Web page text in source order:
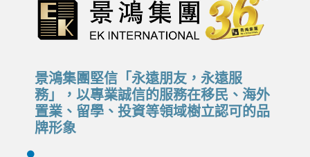
景鴻集團堅信「永遠朋友，永遠服
務」，以專業誠信的服務在移民、海外
置業、留學、投資等領域樹立認可的品
牌形象